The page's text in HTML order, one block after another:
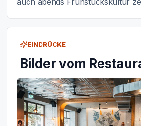
auch abends Frühstückskultur
EINDRÜCKE
Bilder vom